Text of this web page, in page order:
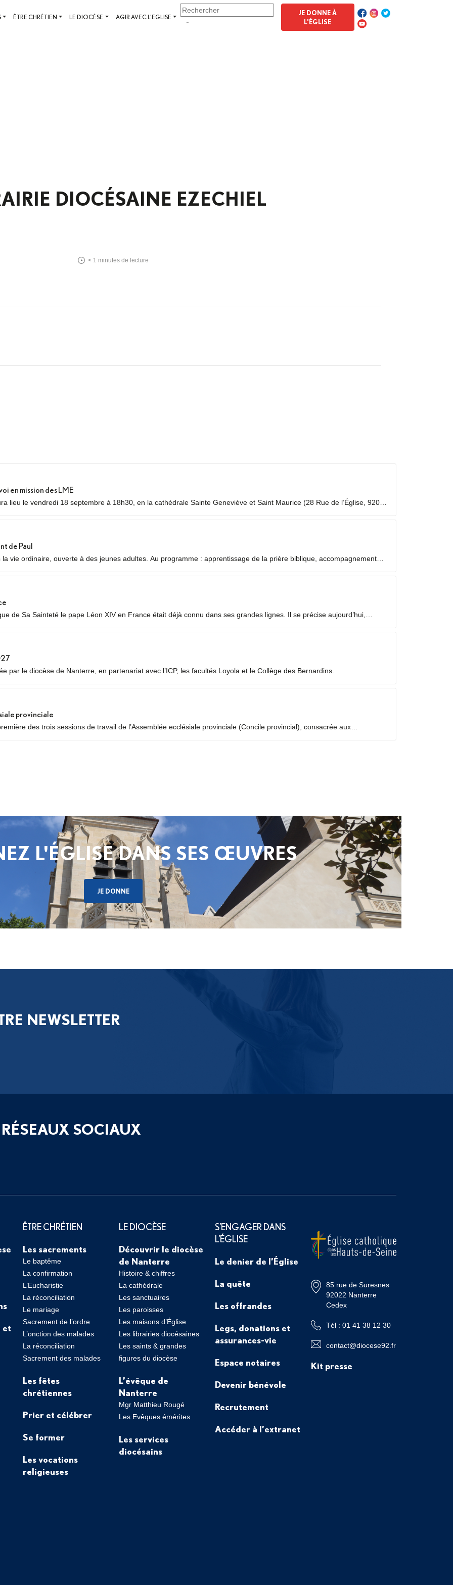
ÊTRE CHRÉTIEN LE DIOCÈSE AGIR AVEC L'EGLISE
JE DONNE À
L'ÉGLISE
DIOCÉSAINE EZECHIEL
< 1 minutes de lecture
en mission des LME
lieu le vendredi 18 septembre à 18h30, en la cathédrale Sainte Geneviève et Saint Maurice (28 Rue de l’Église, 92000
de Paul
vie ordinaire, ouverte à des jeunes adultes. Au programme : apprentissage de la prière biblique, accompagnement
de Sa Sainteté le pape Léon XIV en France était déjà connu dans ses grandes lignes. Il se précise aujourd’hui,
par le diocèse de Nanterre, en partenariat avec l’ICP, les facultés Loyola et le Collège des Bernardins.
provinciale
des trois sessions de travail de l’Assemblée ecclésiale provinciale (Concile provincial), consacrée aux
L'ÉGLISE DANS SES ŒUVRES
JE DONNE
NEWSLETTER
SOCIAUX
et
ÊTRE CHRÉTIEN
Les sacrements
Le baptême
La confirmation
L’Eucharistie
La réconciliation
Le mariage
Sacrement de l’ordre
L’onction des malades
La réconciliation
Sacrement des malades
Les fêtes
chrétiennes
Prier et célébrer
Se former
Les vocations
religieuses
LE DIOCÈSE
Découvrir le diocèse
de Nanterre
Histoire & chiffres
La cathédrale
Les sanctuaires
Les paroisses
Les maisons d’Église
Les librairies diocésaines
Les saints & grandes
figures du diocèse
L’évêque de
Nanterre
Mgr Matthieu Rougé
Les Evêques émérites
Les services
diocésains
S’ENGAGER DANS
L’ÉGLISE
Le denier de l’Église
La quête
Les offrandes
Legs, donations et
assurances-vie
Espace notaires
Devenir bénévole
Recrutement
Accéder à l’extranet
85 rue de Suresnes
92022 Nanterre
Cedex
Tél : 01 41 38 12 30
contact@diocese92.fr
Kit presse